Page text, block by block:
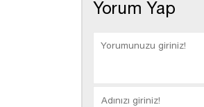
Yorum Yap